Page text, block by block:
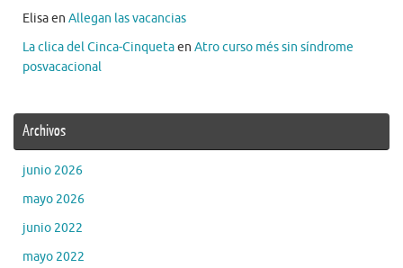
Elisaen Allegan las vacancias
La clica del Cinca-Cinquetaen Atro curso més sin síndrome
posvacacional
Archivos
junio 2026
mayo 2026
junio 2022
mayo 2022